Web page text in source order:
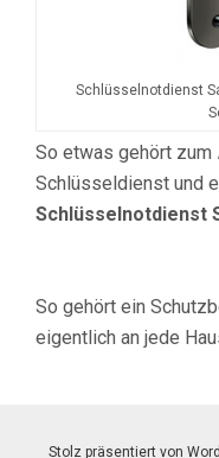
Schlüsselnotdienst
So etwas gehört zum
Schlüsseldienst und
Schlüsselnotdienst
So gehört ein
eigentlich an jede
Stolz präsentiert von